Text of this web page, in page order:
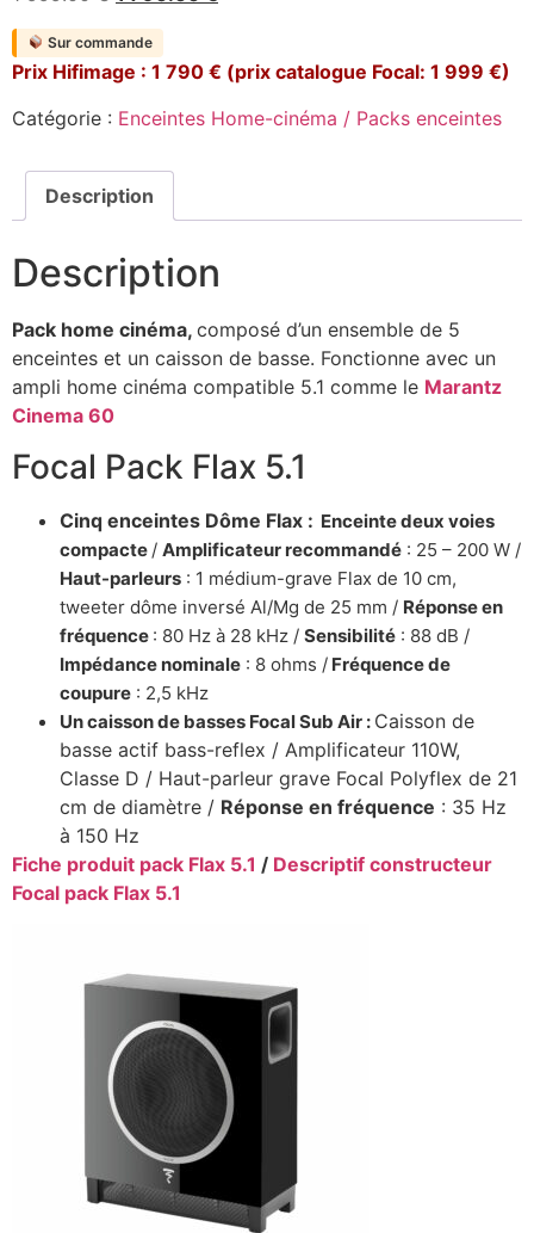
initial
était :
1
est :
1
Sur commande
Prix Hifimage : 1 790 € (prix catalogue Focal: 1 999 €)
Catégorie : Enceintes Home-cinéma / Packs enceintes
Description
Description
Pack home cinéma, composé d’un ensemble de 5
enceintes et un caisson de basse. Fonctionne avec un
ampli home cinéma compatible 5.1 comme le Marantz
Cinema 60
Focal Pack Flax 5.1
Cinq enceintes Dôme Flax : Enceinte deux voies
compacte / Amplificateur recommandé : 25 – 200 W /
Haut-parleurs : 1 médium-grave Flax de 10 cm,
tweeter dôme inversé Al/Mg de 25 mm / Réponse en
fréquence : 80 Hz à 28 kHz / Sensibilité : 88 dB /
Impédance nominale : 8 ohms / Fréquence de
coupure : 2,5 kHz
Un caisson de basses Focal Sub Air : Caisson de
basse actif bass-reflex / Amplificateur 110W,
Classe D / Haut-parleur grave Focal Polyflex de 21
cm de diamètre / Réponse en fréquence : 35 Hz
à 150 Hz
Fiche produit pack Flax 5.1 / Descriptif constructeur
Focal pack Flax 5.1